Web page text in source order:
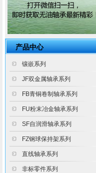
产品中心
镶嵌系列
JF双金属轴承系列
FB青铜卷制轴承系列
FU粉末冶金轴承系列
SF自润滑轴承系列
FZ钢球保持架系列
直线轴承系列
非标零件系列